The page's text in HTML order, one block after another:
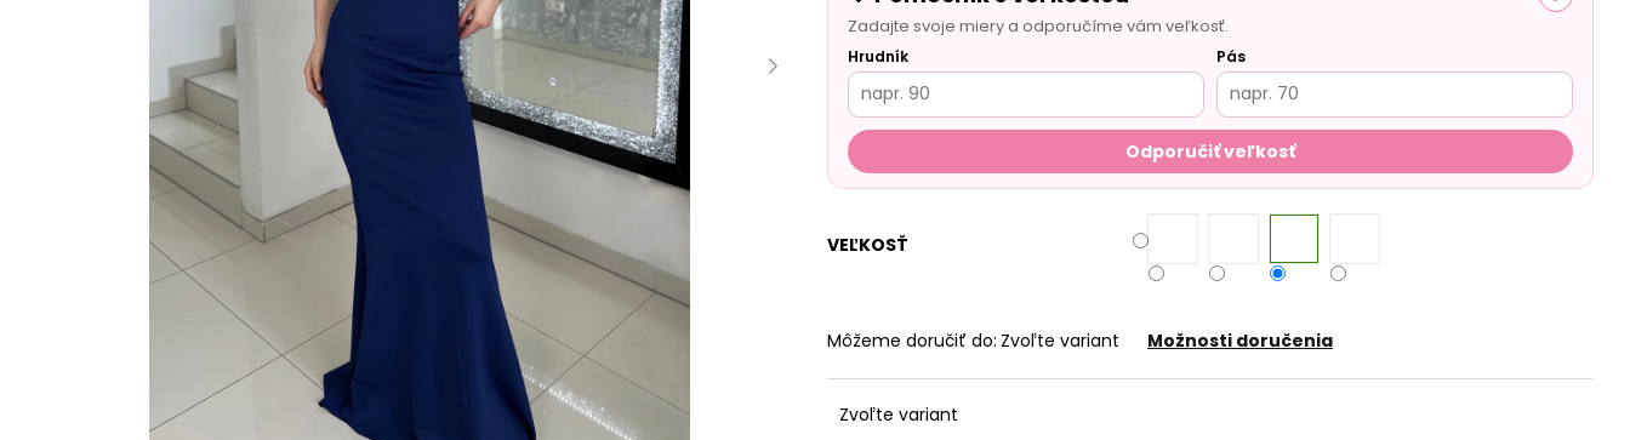
Zadajte svoje miery a odporučíme vám veľkosť.
Hrudník Pás
Odporučiť veľkosť
VEĽKOSŤ
Môžeme doručiť do: Zvoľte variant Možnosti doručenia
Zvoľte variant